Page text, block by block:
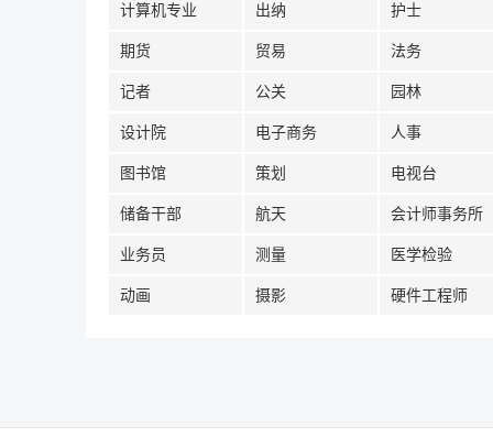
计算机专业 出纳 护士
期货 贸易 法务
记者 公关 园林
设计院 电子商务 人事
图书馆 策划 电视台
储备干部 航天 会计师事务所
业务员 测量 医学检验
动画 摄影 硬件工程师